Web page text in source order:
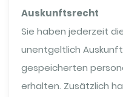
Auskunftsrecht
Sie haben jederzeit
unentgeltlich
gespeicherten
erhalten. Zusätzlich